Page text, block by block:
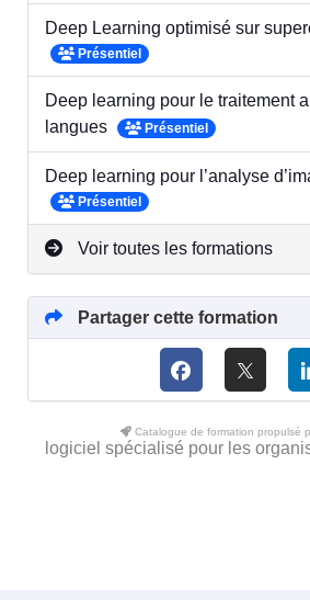
Deep Learning optimisé sur
Présentiel
Deep learning pour le traitement
langues
Présentiel
Deep learning pour l’analyse
Présentiel
Voir toutes les formations
Partager cette formation
Catalogue de formation propulsé
logiciel spécialisé pour les